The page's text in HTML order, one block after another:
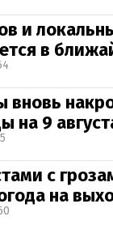
и
в
вновь
на 9
с
на